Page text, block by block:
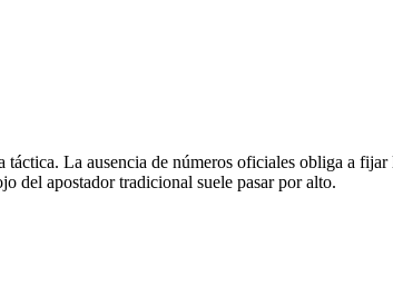
La ausencia de números oficiales obliga a
del apostador tradicional suele pasar por alto.